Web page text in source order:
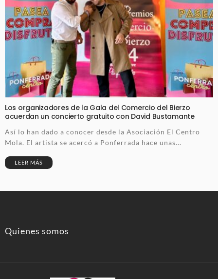
Los organizadores de la Gala del Comercio del Bierzo
acuerdan un concierto gratuito con David Bustamante
Así lo han dado a conocer desde la Asociación El Centro
Mola. El artista se acercó a Ponferrada hace unas...
LEER MÁS
Quienes somos